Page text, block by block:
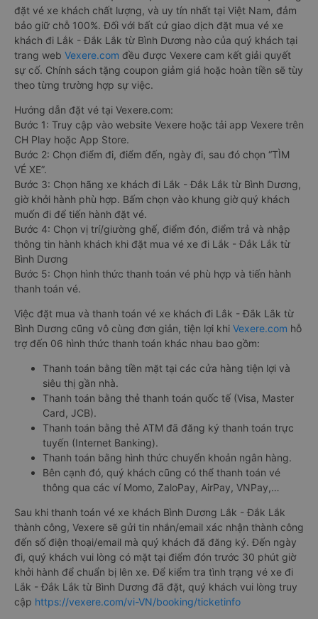
đặt vé xe khách chất lượng, và uy tín nhất tại Việt Nam, đảm
bảo giữ chỗ 100%. Đối với bất cứ giao dịch đặt mua vé xe
khách đi Lắk - Đắk Lắk từ Bình Dương nào của quý khách tại
trang web Vexere.com đều được Vexere cam kết giải quyết
sự cố. Chính sách tặng coupon giảm giá hoặc hoàn tiền sẽ tùy
theo từng trường hợp sự việc.
Hướng dẫn đặt vé tại Vexere.com:
Bước 1: Truy cập vào website Vexere hoặc tải app Vexere trên
CH Play hoặc App Store.
Bước 2: Chọn điểm đi, điểm đến, ngày đi, sau đó chọn “TÌM
VÉ XE”.
Bước 3: Chọn hãng xe khách đi Lắk - Đắk Lắk từ Bình Dương,
giờ khởi hành phù hợp. Bấm chọn vào khung giờ quý khách
muốn đi để tiến hành đặt vé.
Bước 4: Chọn vị trí/giường ghế, điểm đón, điểm trả và nhập
thông tin hành khách khi đặt mua vé xe đi Lắk - Đắk Lắk từ
Bình Dương
Bước 5: Chọn hình thức thanh toán vé phù hợp và tiến hành
thanh toán vé.
Việc đặt mua và thanh toán vé xe khách đi Lắk - Đắk Lắk từ
Bình Dương cũng vô cùng đơn giản, tiện lợi khi Vexere.com hỗ
trợ đến 06 hình thức thanh toán khác nhau bao gồm:
Thanh toán bằng tiền mặt tại các cửa hàng tiện lợi và
siêu thị gần nhà.
Thanh toán bằng thẻ thanh toán quốc tế (Visa, Master
Card, JCB).
Thanh toán bằng thẻ ATM đã đăng ký thanh toán trực
tuyến (Internet Banking).
Thanh toán bằng hình thức chuyển khoản ngân hàng.
Bên cạnh đó, quý khách cũng có thể thanh toán vé
thông qua các ví Momo, ZaloPay, AirPay, VNPay,…
Sau khi thanh toán vé xe khách Bình Dương Lắk - Đắk Lắk
thành công, Vexere sẽ gửi tin nhắn/email xác nhận thành công
đến số điện thoại/email mà quý khách đã đăng ký. Đến ngày
đi, quý khách vui lòng có mặt tại điểm đón trước 30 phút giờ
khởi hành để chuẩn bị lên xe. Để kiểm tra tình trạng vé xe đi
Lắk - Đắk Lắk từ Bình Dương đã đặt, quý khách vui lòng truy
cập https://vexere.com/vi-VN/booking/ticketinfo